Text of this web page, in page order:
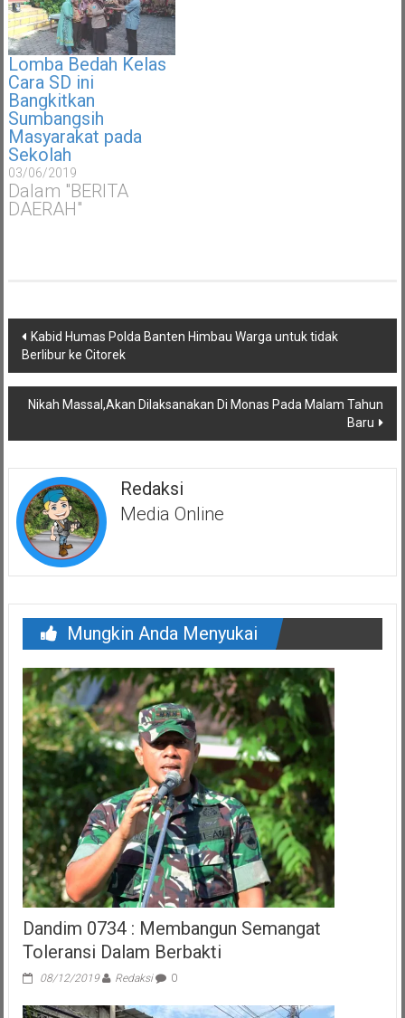
Lomba Bedah Kelas
Cara SD ini
Bangkitkan
Sumbangsih
Masyarakat pada
Sekolah
03/06/2019
Dalam "BERITA
DAERAH"
Navigasi
pos
Kabid Humas Polda Banten Himbau Warga untuk tidak
Berlibur ke Citorek
Nikah Massal,Akan Dilaksanakan Di Monas Pada Malam Tahun
Baru
Redaksi
Media Online
Mungkin Anda Menyukai
Dandim 0734 : Membangun Semangat
Toleransi Dalam Berbakti
08/12/2019 Redaksi 0